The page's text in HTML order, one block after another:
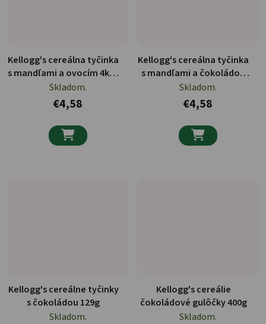
Kellogg's cereálna tyčinka
s mandľami a ovocím 4ks -
128g
Skladom.
€4,58

Kellogg's cereálna tyčinka
s mandľami a čokoládou
4ks - 128g
Skladom.
€4,58

Kellogg's cereálne tyčinky
s čokoládou 129g
Skladom.
Kellogg's cereálie
čokoládové gulôčky 400g
Skladom.